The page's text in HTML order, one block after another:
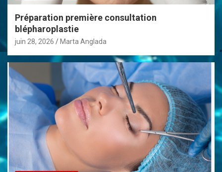
Préparation première consultation
blépharoplastie
juin 28, 2026 Marta Anglada